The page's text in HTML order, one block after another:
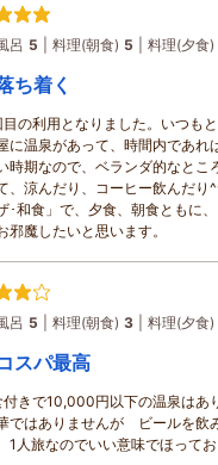
呂 5 料理(朝食) 5 料理(夕食)
ち着く
の利用となりました。いつもと
に温泉があって、時間内であれ
時期なので、ベランダ的なと
、涼んだり、コーヒー飲んだり
･和食」で、夕食、朝食ともに、
邪魔したいと思います。
呂 5 料理(朝食) 3 料理(夕食)
スパ最高
きで10,000円以下の温泉はあ
ではありませんが ビールを飲
1人旅なのでいい意味でほって